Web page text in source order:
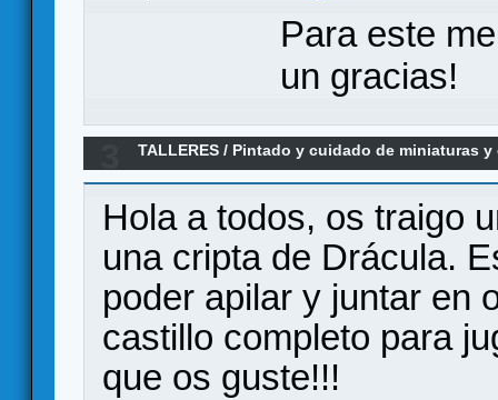
Para este
un gracias!
TALLERES / Pintado y cuidado de miniaturas
Hola a todos, os traigo
una cripta de Drácula.
poder apilar y juntar en
castillo completo para
que os guste!!!